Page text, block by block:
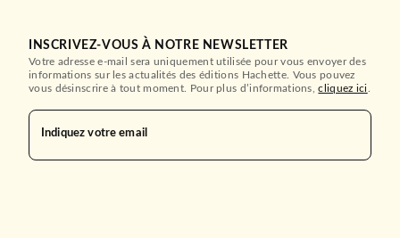
INSCRIVEZ-VOUS À NOTRE NEWSLETTER
Votre adresse e-mail sera uniquement utilisée pour vous envoyer des
informations sur les actualités des éditions Hachette. Vous pouvez
vous désinscrire à tout moment. Pour plus d’informations,cliquez ici
Indiquez votre email